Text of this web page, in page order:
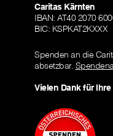
Caritas Kärnten
IBAN: AT40 2070
BIC: KSPKAT2KXXX
Spenden an die
absetzbar.
Vielen Dank für